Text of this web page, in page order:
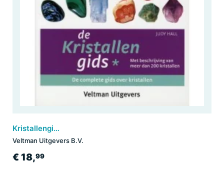
Kristallengids deel 1
Veltman Uitgevers B.V.
€ 18,99